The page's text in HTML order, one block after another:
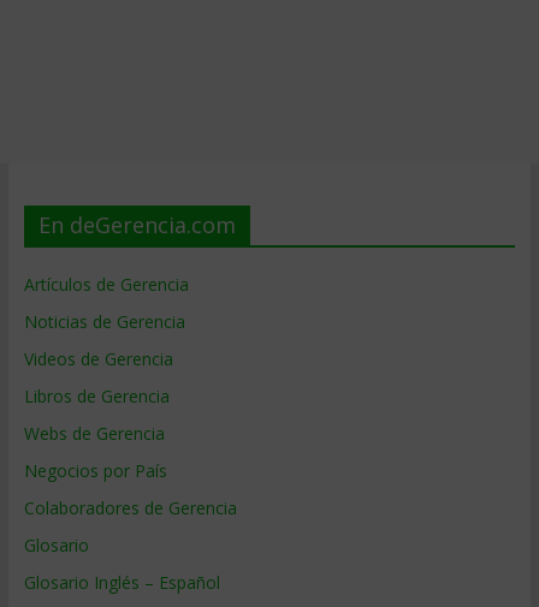
En deGerencia.com
Artículos de Gerencia
Noticias de Gerencia
Videos de Gerencia
Libros de Gerencia
Webs de Gerencia
Negocios por País
Colaboradores de Gerencia
Glosario
Glosario Inglés – Español